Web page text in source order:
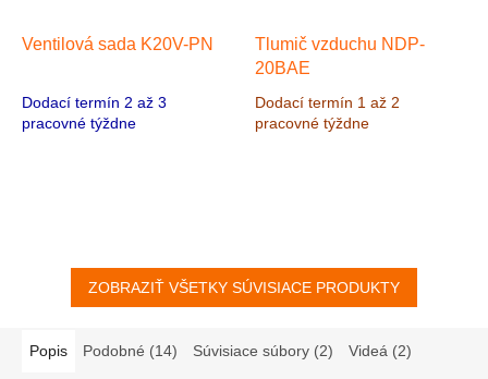
Ventilová sada K20V-PN
Dodací termín 2 až 3
pracovné týždne
Tlumič vzduchu NDP-
20BAE
Dodací termín 1 až 2
pracovné týždne
ZOBRAZIŤ VŠETKY SÚVISIACE PRODUKTY
Popis Podobné (14) Súvisiace súbory (2) Videá (2)